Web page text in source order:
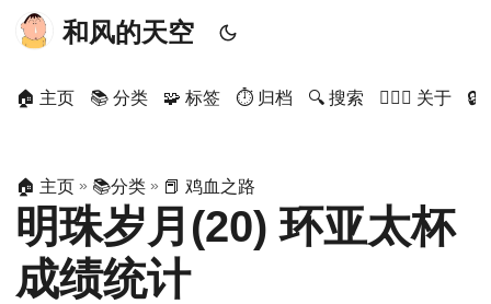
和风的天空
🏠 主页 📚 分类 🧩 标签 ⏱ 归档 🔍 搜索 🙋🏻‍♂️ 关于 🔒
🏠 主页 » 📚分类 » 📕 鸡血之路
明珠岁月(20) 环亚太杯
成绩统计